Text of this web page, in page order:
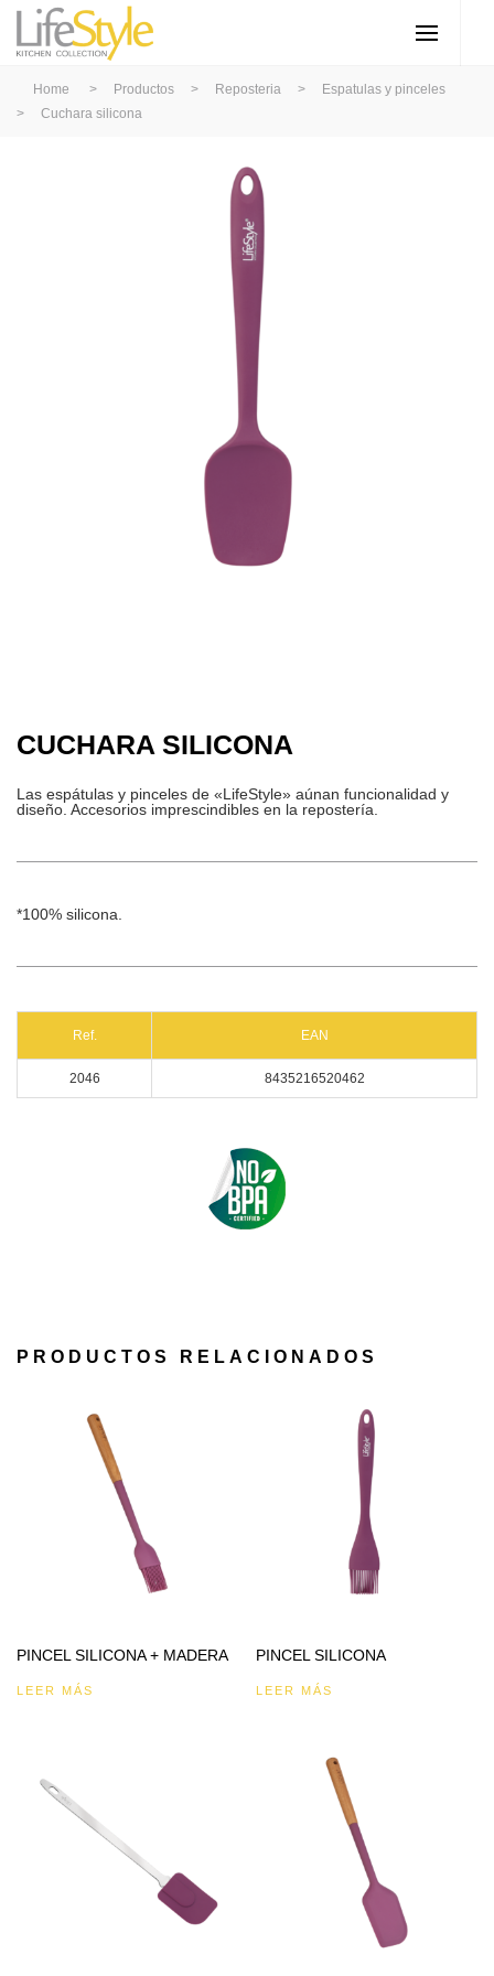
Home > Productos > Reposteria >
Espatulas y pinceles
>
Cuchara silicona
CUCHARA SILICONA
Las espátulas y pinceles de «LifeStyle» aúnan funcionalidad y
diseño. Accesorios imprescindibles en la repostería.
*100% silicona.
Ref. EAN
2046 8435216520462
PRODUCTOS RELACIONADOS
PINCEL SILICONA + MADERA
LEER MÁS
PINCEL SILICONA
LEER MÁS